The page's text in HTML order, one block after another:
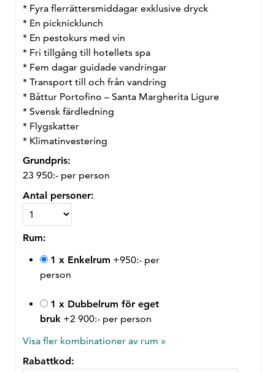
* Fyra flerrättersmiddagar exklusive dryck
* En picknicklunch
* En pestokurs med vin
* Fri tillgång till hotellets spa
* Fem dagar guidade vandringar
* Transport till och från vandring
* Båttur Portofino – Santa Margherita Ligure
* Svensk färdledning
* Flygskatter
* Klimatinvestering
Grundpris:
23 950:- per person
Antal personer:
Rum:
1 x Enkelrum +950:- per
person
1 x Dubbelrum för eget
bruk +2 900:- per person
Visa fler kombinationer av rum »
Rabattkod: